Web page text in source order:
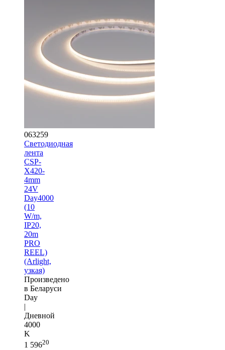
063259
Светодиодная
лента
CSP-
X420-
4mm
24V
Day4000
(10
W/m,
IP20,
20m
PRO
REEL)
(Arlight,
узкая)
Произведено
в Беларуси
Day
|
Дневной
4000
K
1 59620